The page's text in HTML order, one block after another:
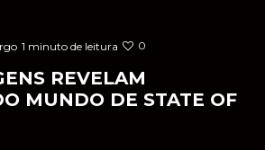
1 minuto de leitura 0
REVELAM
MUNDO DE STATE OF